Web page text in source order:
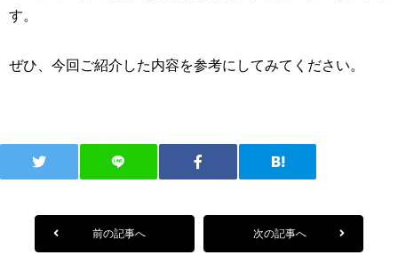
す。
ぜひ、今回ご紹介した内容を参考にしてみてください。
前の記事へ 次の記事へ